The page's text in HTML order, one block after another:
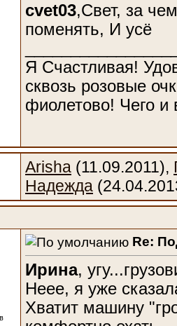
cvet03,Свет, за
поменять, И усё
Я Счастливая!
сквозь розовые
фиолетово! Чего
Arisha (11.09.2011),
Надежда
Re:
Ирина,
Неее, я уже
Хватит машину